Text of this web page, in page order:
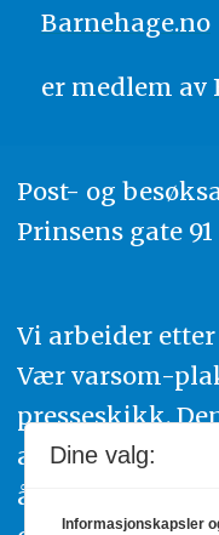
Barnehage.no
er medlem av
Post- og
Prinsens gate
Vi arbeider
Vær varsom-
presseskikk.
av urettmessig
å ta kontakt
Dine valg:
Informasjonskapsler